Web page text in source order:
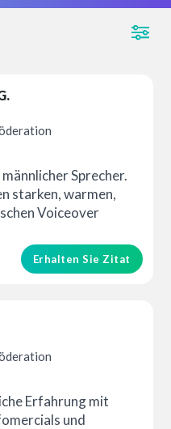
Sprecher.
starken, warmen,
Voiceover
Erhalten Sie Zitat
Erfahrung mit
und